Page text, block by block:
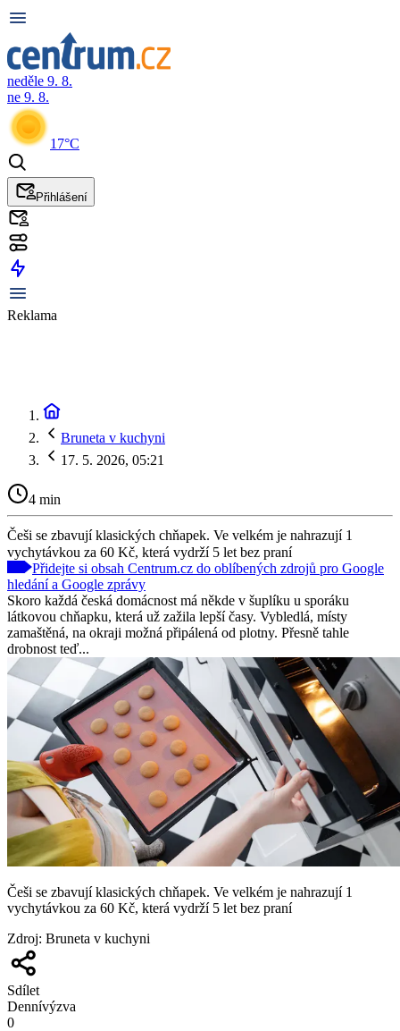
neděle 9. 8.
ne 9. 8.
17°C
Přihlášení
Reklama
Bruneta v kuchyni
17. 5. 2026, 05:21
4 min
Češi se zbavují klasických chňapek. Ve velkém je nahrazují 1
vychytávkou za 60 Kč, která vydrží 5 let bez praní
Přidejte si obsah Centrum.cz do oblíbených zdrojů pro Google
hledání a Google zprávy
Skoro každá česká domácnost má někde v šuplíku u sporáku
látkovou chňapku, která už zažila lepší časy. Vybledlá, místy
zamaštěná, na okraji možná připálená od plotny. Přesně tahle
drobnost teď...
Češi se zbavují klasických chňapek. Ve velkém je nahrazují 1
vychytávkou za 60 Kč, která vydrží 5 let bez praní
Zdroj: Bruneta v kuchyni
Sdílet
Dennívýzva
0